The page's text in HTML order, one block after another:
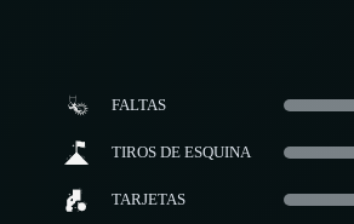
FALTAS
TIROS DE ESQUINA
TARJETAS